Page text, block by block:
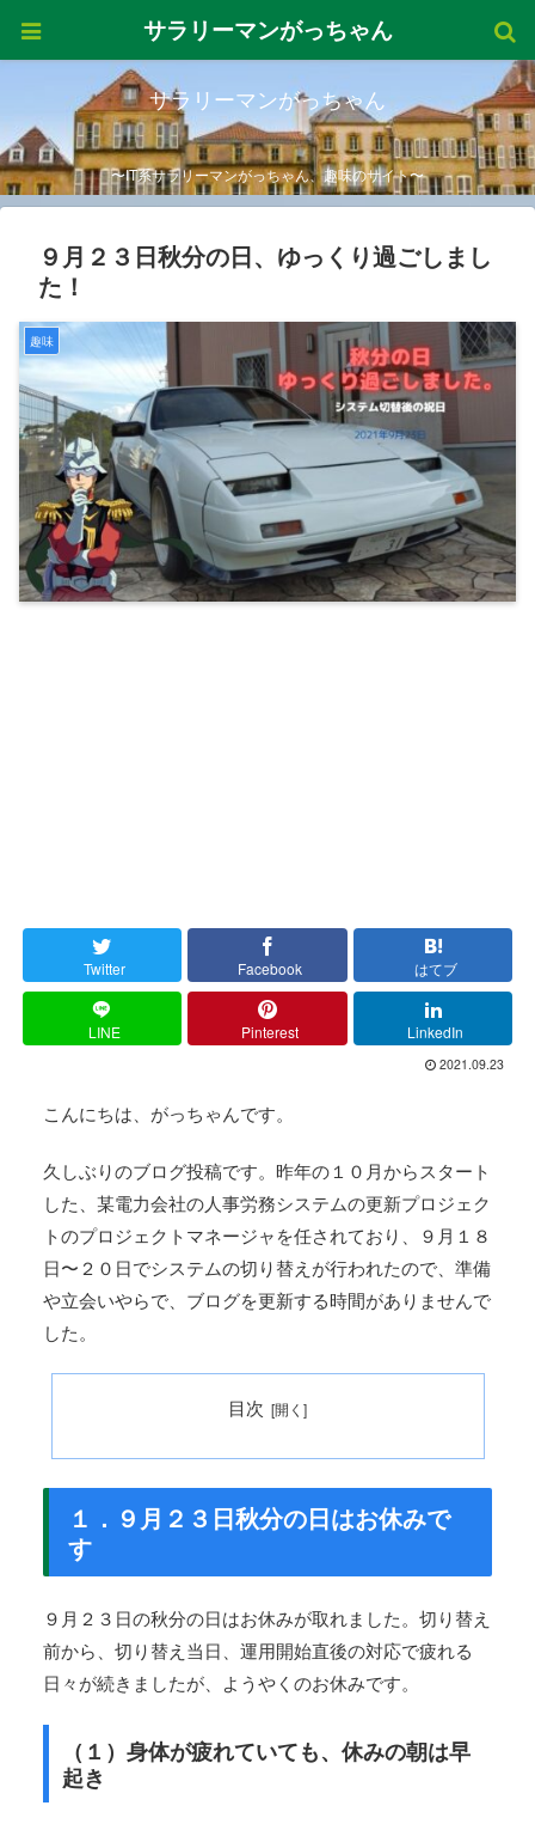
サラリーマンがっちゃん
〜IT系サラリーマンがっちゃん、趣味のサイト〜
９月２３日秋分の日、ゆっくり過ごしまし
た！
趣味
Twitter Facebook はてブ
LINE Pinterest LinkedIn
2021.09.23
こんにちは、がっちゃんです。
久しぶりのブログ投稿です。昨年の１０月からスタート
した、某電力会社の人事労務システムの更新プロジェク
トのプロジェクトマネージャを任されており、９月１８
日〜２０日でシステムの切り替えが行われたので、準備
や立会いやらで、ブログを更新する時間がありませんで
した。
目次
１．９月２３日秋分の日はお休みで
す
９月２３日の秋分の日はお休みが取れました。切り替え
前から、切り替え当日、運用開始直後の対応で疲れる
日々が続きましたが、ようやくのお休みです。
（１）身体が疲れていても、休みの朝は早
起き
サラリーマンがっちゃん